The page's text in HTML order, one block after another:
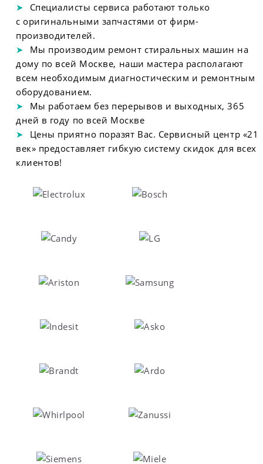
Специалисты сервиса работают только
с оригинальными запчастями от фирм-
производителей.
Мы производим ремонт стиральных машин на
дому по всей Москве, наши мастера располагают
всем необходимым диагностическим и ремонтным
оборудованием.
Мы работаем без перерывов и выходных, 365
дней в году по всей Москве
Цены приятно поразят Вас. Сервисный центр «21
век» предоставляет гибкую систему скидок для всех
клиентов!